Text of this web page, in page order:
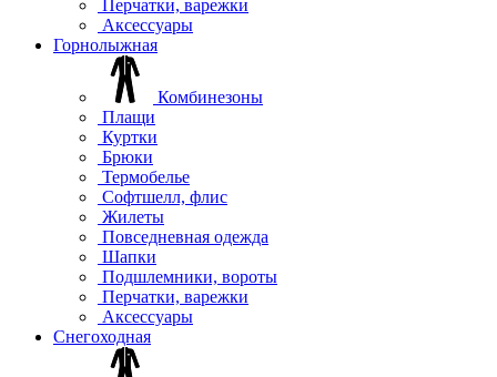
Перчатки, варежки
Аксессуары
Горнолыжная
Комбинезоны
Плащи
Куртки
Брюки
Термобелье
Софтшелл, флис
Жилеты
Повседневная одежда
Шапки
Подшлемники, вороты
Перчатки, варежки
Аксессуары
Снегоходная